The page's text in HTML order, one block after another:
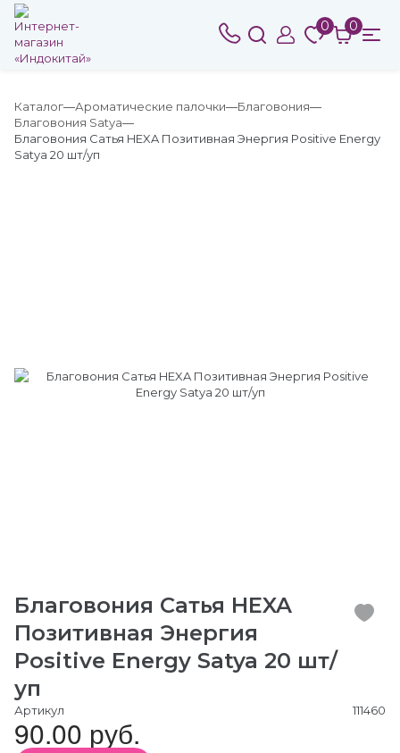
0 0
Каталог Ароматические палочки
Благовония
Благовония Satya
Благовония Сатья HEXA Позитивная Энергия Positive Energy
Satya 20 шт/уп
Благовония Сатья HEXA
Позитивная Энергия
Positive Energy Satya 20 шт/
уп
Артикул 111460
90.00 руб.